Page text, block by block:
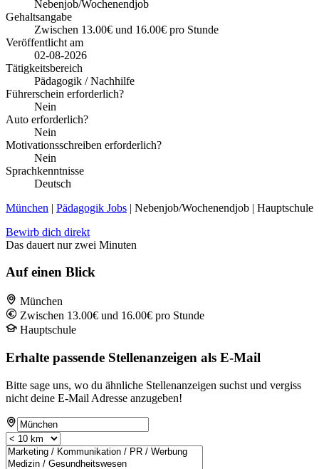
Nebenjob/Wochenendjob
Gehaltsangabe
Zwischen 13.00€ und 16.00€ pro Stunde
Veröffentlicht am
02-08-2026
Tätigkeitsbereich
Pädagogik / Nachhilfe
Führerschein erforderlich?
Nein
Auto erforderlich?
Nein
Motivationsschreiben erforderlich?
Nein
Sprachkenntnisse
Deutsch
München | Pädagogik Jobs | Nebenjob/Wochenendjob | Hauptschule
Bewirb dich direkt
Das dauert nur zwei Minuten
Auf einen Blick
München
Zwischen 13.00€ und 16.00€ pro Stunde
Hauptschule
Erhalte passende Stellenanzeigen als E-Mail
Bitte sage uns, wo du ähnliche Stellenanzeigen suchst und vergiss
nicht deine E-Mail Adresse anzugeben!